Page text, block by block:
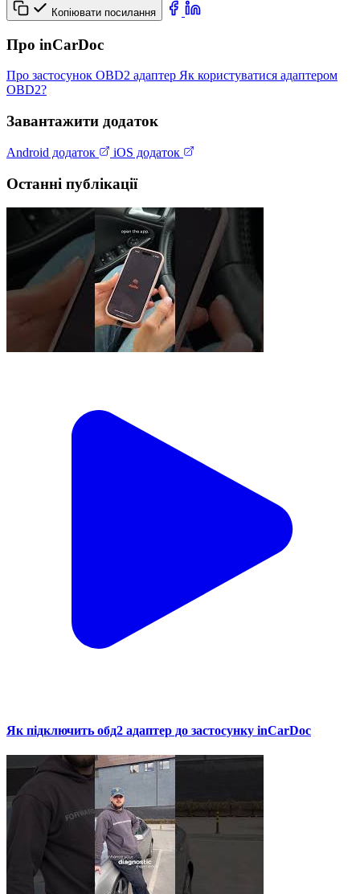
Копіювати посилання
Про inCarDoc
Про застосунок OBD2 адаптер Як користуватися адаптером
OBD2?
Завантажити додаток
Android додаток iOS додаток
Останні публікації
Як підключить обд2 адаптер до застосунку inCarDoc